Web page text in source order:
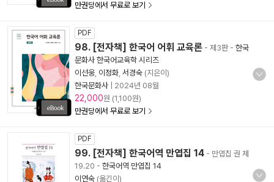
만권당에서 무료로 보기
PDF
98. [전자책] 한국어 어휘 교육론 - 제3판- 한국
문화사 한국어교육학 시리즈
이선웅 이정화 서경숙 (지은이)
한국문화사
2024년 08월
22,000원 (1,100원)
만권당에서 무료로 보기
PDF
99. [전자책] 한국어역 만엽집 14 - 만엽집 권 제
19.20 - 한국어역 만엽집 14
이연숙 (옮긴이)